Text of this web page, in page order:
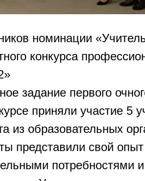
номинации
конкурса
задание первого
приняли участие 5
из образовательных
представили свой
потребностями